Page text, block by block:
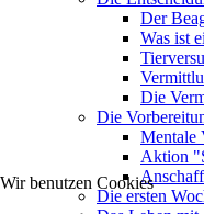
Der
Was ist
Die
Die
Mentale
Aktion
Die ersten
Wir benutzen Cookies